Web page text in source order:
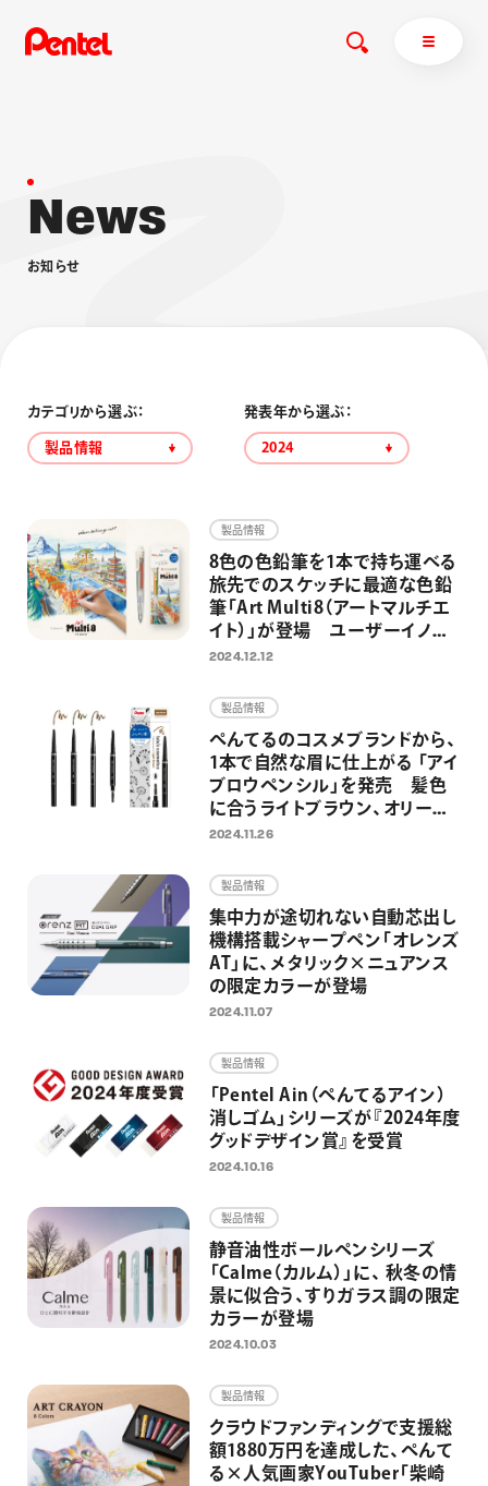
商品を探す
ブラッシュ（筆）
採用情報
運営会社
News
お知 らせ
カテゴリから選ぶ：
製品情報
発表年から選ぶ：
2024
製品情報
8色の色鉛筆を1本で持ち運べる
旅先でのスケッチに最適な色鉛
筆「Art Multi8（アートマルチエ
イト）」が登場 ユーザーイノベ
ーションから、アートシーンに特
2024.12.12
製品情報
ぺんてるのコスメブランドから、
1本で自然な眉に仕上がる 「アイ
ブロウペンシル」を発売 髪色
に合うライトブラウン、オリーブ
ブラウン、ダークブラウンの全3
2024.11.26
製品情報
集中力が途切れない自動芯出し
機構搭載シャープペン「オレンズ
AT」に、メタリック×ニュアンス
の限定カラーが登場
2024.11.07
製品情報
「Pentel Ain（ぺんてるアイン）
消しゴム」シリーズが『2024年度
グッドデザイン賞』を受賞
2024.10.16
製品情報
静音油性ボールペンシリーズ
「Calme（カルム）」に、 秋冬の情
景に似合う、すりガラス調の限定
カラーが登場
2024.10.03
製品情報
クラウドファンディングで支援総
額1880万円を達成した、ぺんて
る×人気画家YouTuber「柴崎